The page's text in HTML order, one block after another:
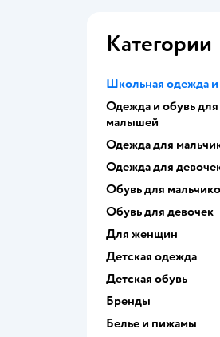
Категории
Школьная одежда и
Одежда и обувь для
малышей
Одежда для
Одежда для
Обувь для
Обувь для девочек
Для женщин
Детская одежда
Детская обувь
Бренды
Белье и пижамы